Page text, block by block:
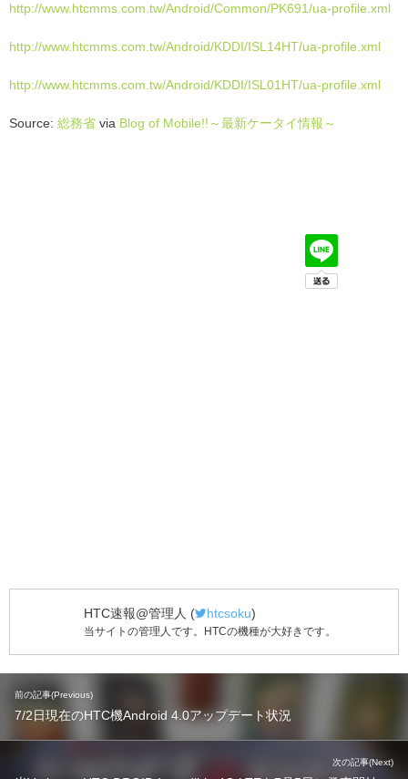
http://www.htcmms.com.tw/Android/Common/PK691/ua-profile.xml
http://www.htcmms.com.tw/Android/KDDI/ISL14HT/ua-profile.xml
http://www.htcmms.com.tw/Android/KDDI/ISL01HT/ua-profile.xml
Source: 総務省 via Blog of Mobile!!～最新ケータイ情報～
HTC速報@管理人 ( htcsoku)
当サイトの管理人です。HTCの機種が大好きです。
前の記事(Previous)
7/2日現在のHTC機Android 4.0アップデート状況
次の記事(Next)